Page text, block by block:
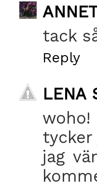
tack
Reply
LENA
jag